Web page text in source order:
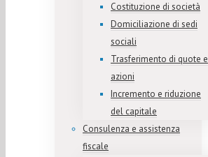
Costituzione di società
Domiciliazione di sedi
sociali
Trasferimento di quote e
azioni
Incremento e riduzione
del capitale
Consulenza e assistenza
fiscale